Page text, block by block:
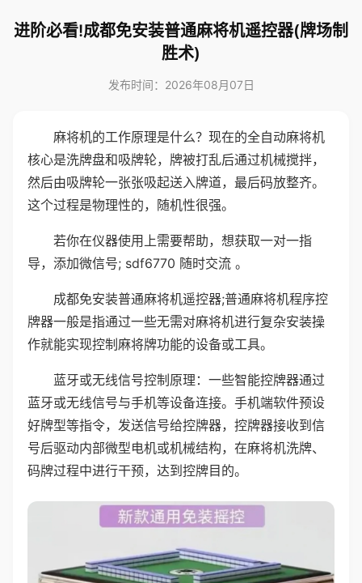
进阶必看!成都免安装普通麻将机遥控器(牌场制
胜术)
发布时间：2026年08月07日
麻将机的工作原理是什么？现在的全自动麻将机
核心是洗牌盘和吸牌轮，牌被打乱后通过机械搅拌，
然后由吸牌轮一张张吸起送入牌道，最后码放整齐。
这个过程是物理性的，随机性很强。
若你在仪器使用上需要帮助，想获取一对一指
导，添加微信号; sdf6770 随时交流 。
成都免安装普通麻将机遥控器;普通麻将机程序控
牌器一般是指通过一些无需对麻将机进行复杂安装操
作就能实现控制麻将牌功能的设备或工具。
蓝牙或无线信号控制原理：一些智能控牌器通过
蓝牙或无线信号与手机等设备连接。手机端软件预设
好牌型等指令，发送信号给控牌器，控牌器接收到信
号后驱动内部微型电机或机械结构，在麻将机洗牌、
码牌过程中进行干预，达到控牌目的。